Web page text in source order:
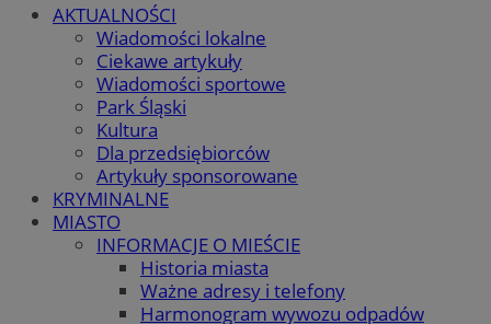
AKTUALNOŚCI
Wiadomości lokalne
Ciekawe artykuły
Wiadomości sportowe
Park Śląski
Kultura
Dla przedsiębiorców
Artykuły sponsorowane
KRYMINALNE
MIASTO
INFORMACJE O MIEŚCIE
Historia miasta
Ważne adresy i telefony
Harmonogram wywozu odpadów